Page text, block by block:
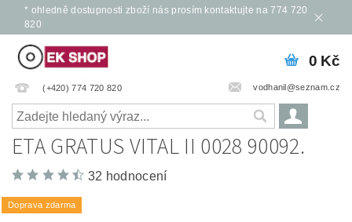
* ohledně dostupnosti zboží nás prosím kontaktujte na 774 720
820
(+420) 774 720 820 vodhanil@seznam.cz
0 Kč
ETA GRATUS VITAL II 0028 90092.
32 hodnocení
Doprava zdarma